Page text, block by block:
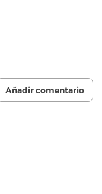
Añadir comentario